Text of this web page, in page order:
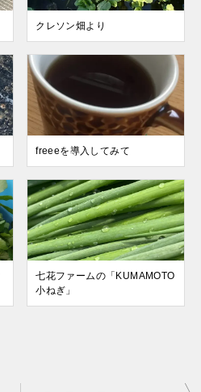
クレソン畑より
freeeを導入してみて
七花ファームの「KUMAMOTO
小ねぎ」